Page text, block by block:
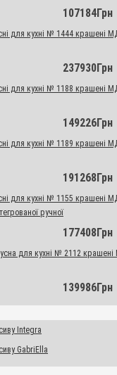
107184Грн
для кухні № 1444 крашені
237930Грн
для кухні № 1188 крашені
149226Грн
для кухні № 1189 крашені
191268Грн
для кухні № 1155 крашені
ручної
177408Грн
для кухні № 2112
139986Грн
Integra
GabriElla